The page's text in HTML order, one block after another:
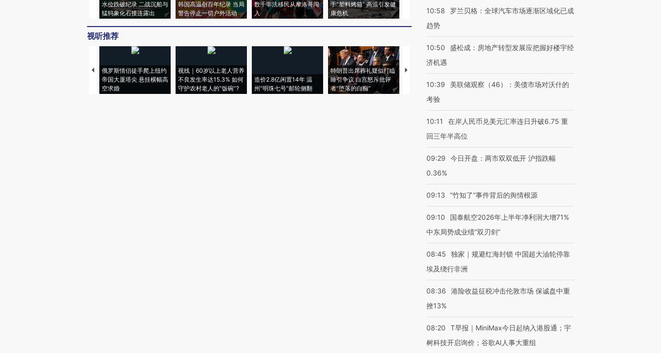
水位跌破纪录 二战沉船与
猛犸象化石接连露出
韩国高温创百年纪录 当局
警告停止一切户外活动
数千非法移民从摩洛哥闯
入
于“塑料烤箱” 高温引发健
康危机
要防空导弹“救急”
13人遇难
视听推荐
俄罗斯情侣徒手爬上纽约
帝国大厦塔尖 悬挂横幅高
空求婚
视线｜60岁以上老人营养
不良发生率达15.3% 如何
守护农村老人的“饭碗”?
造价2.8亿闲置14年 温
州“明珠七号”邮轮侧翻
特朗普出席葬礼疑似打瞌
睡引争议 白宫怒斥批评
者“堕落的白痴”
视线｜全球最热百城独占
97个 印度如何熬过48°C
38岁梅西上演帽子戏法
阿根廷3-0阿尔及利亚
兹奖得主的“非天才”拼图
10:58
罗兰贝格：全球汽车市场逐渐区域化已成
趋势
10:50
盛松成：房地产转型发展应把握好楼宇经
济机遇
10:39
美联储观察（46）：美债市场对沃什的
考验
10:11
在岸人民币兑美元汇率连日升破6.75 重
回三年半高位
09:29
今日开盘：两市双双低开 沪指跌幅
0.36%
09:13 “竹知了”事件背后的舆情根源
09:10
国泰航空2026年上半年净利润大增71%
中东局势成业绩“双刃剑”
08:45
独家｜规避红海封锁 中国超大油轮停靠
埃及绕行非洲
08:36
港险收益征税冲击伦敦市场 保诚盘中重
挫13%
08:20
T早报｜MiniMax今日起纳入港股通；宇
树科技开启询价；谷歌AI人事大重组